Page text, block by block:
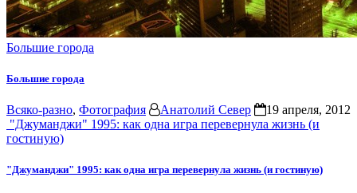
Большие города
Большие города
Всяко-разно, Фотография Анатолий Север
19 апреля, 2012
"Джуманджи" 1995: как одна игра перевернула жизнь (и
гостиную)
"Джуманджи" 1995: как одна игра перевернула жизнь (и гостиную)